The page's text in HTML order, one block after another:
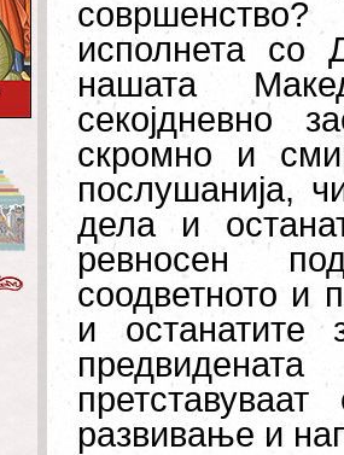
исполнета со
нашата
секојдневно
скромно и
послушанија,
дела и
ревносен
соодветното и
и останатите
развивање и